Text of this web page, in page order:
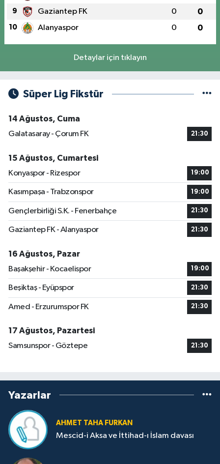
9 Gaziantep FK 0 0
10 Alanyaspor 0 0
Detaylar için tıklayın
Süper Lig Fikstür
14 Ağustos, Cuma
Galatasaray - Çorum FK
21:30
15 Ağustos, Cumartesi
Konyaspor - Rizespor
19:00
Kasımpaşa - Trabzonspor 19:00
Gençlerbirliği S.K. - Fenerbahçe 21:30
Gaziantep FK - Alanyaspor 21:30
16 Ağustos, Pazar
Başakşehir - Kocaelispor
19:00
Beşiktaş - Eyüpspor 21:30
Amed - Erzurumspor FK 21:30
17 Ağustos, Pazartesi
Samsunspor - Göztepe
21:30
Yazarlar
AHMET TAHA FURKAN
Mescid-i Aksa ve İttihad-ı İslam davası